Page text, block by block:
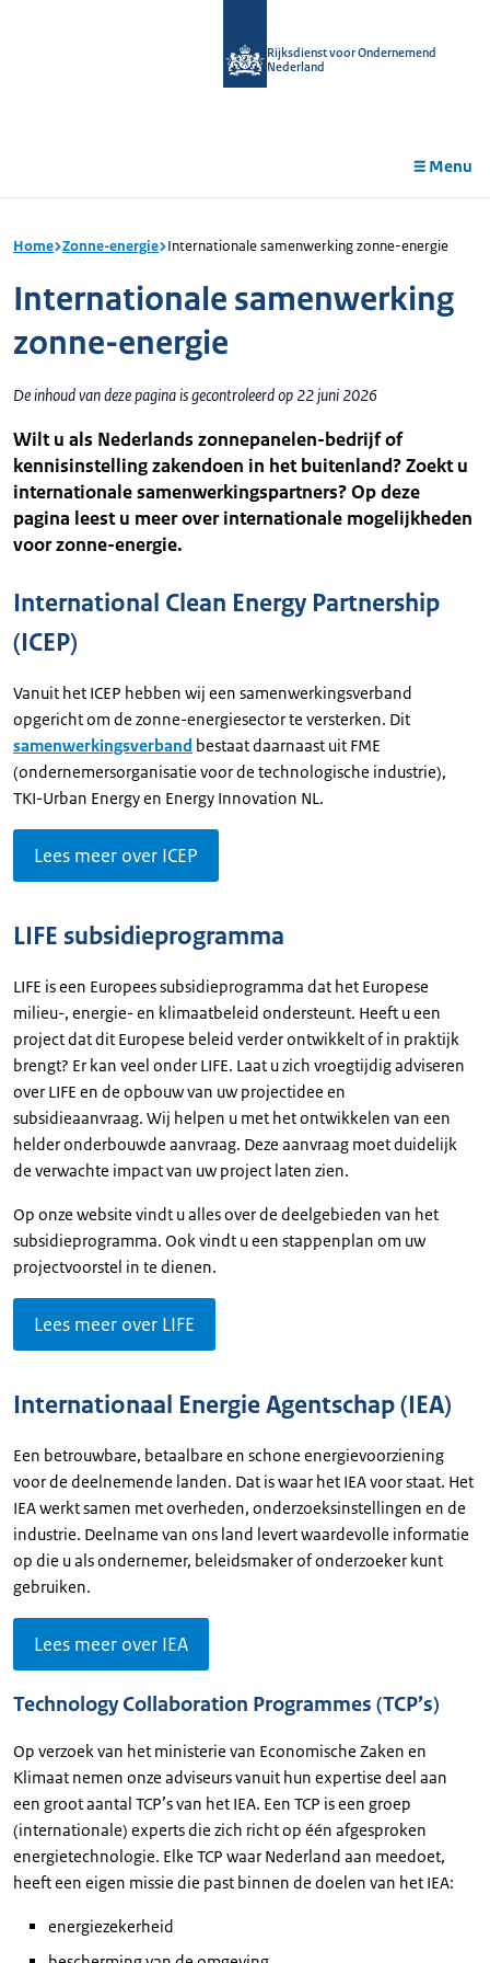
Rijksdienst voor Ondernemend
Nederland
Menu
Home Zonne-energie Internationale samenwerking zonne-energie
Internationale samenwerking
zonne-energie
De inhoud van deze pagina is gecontroleerd op 22 juni 2026
Wilt u als Nederlands zonnepanelen-bedrijf of
kennisinstelling zakendoen in het buitenland? Zoekt u
internationale samenwerkingspartners? Op deze
pagina leest u meer over internationale mogelijkheden
voor zonne-energie.
International Clean Energy Partnership
(ICEP)
Vanuit het ICEP hebben wij een samenwerkingsverband
opgericht om de zonne-energiesector te versterken. Dit
samenwerkingsverband bestaat daarnaast uit FME
(ondernemersorganisatie voor de technologische industrie),
TKI-Urban Energy en Energy Innovation NL.
Lees meer over ICEP
LIFE subsidieprogramma
LIFE is een Europees subsidieprogramma dat het Europese
milieu-, energie- en klimaatbeleid ondersteunt. Heeft u een
project dat dit Europese beleid verder ontwikkelt of in praktijk
brengt? Er kan veel onder LIFE. Laat u zich vroegtijdig adviseren
over LIFE en de opbouw van uw projectidee en
subsidieaanvraag. Wij helpen u met het ontwikkelen van een
helder onderbouwde aanvraag. Deze aanvraag moet duidelijk
de verwachte impact van uw project laten zien.
Op onze website vindt u allesover de deelgebieden van het
subsidieprogramma. Ook vindt u een stappenplan om uw
projectvoorstel in te dienen.
Lees meer over LIFE
Internationaal Energie Agentschap (IEA)
Een betrouwbare, betaalbare en schone energievoorziening
voor de deelnemende landen. Dat is waar het IEA voor staat. Het
IEA werkt samen met overheden, onderzoeksinstellingen en de
industrie. Deelname van ons land levert waardevolle informatie
op die u als ondernemer, beleidsmaker of onderzoeker kunt
gebruiken.
Lees meer over IEA
Technology Collaboration Programmes (TCP’s)
Op verzoek van het ministerie van Economische Zaken en
Klimaat nemen onze adviseurs vanuit hun expertise deel aan
een groot aantal TCP’s van het IEA. Een TCP is een groep
(internationale) experts die zich richt op één afgesproken
energietechnologie. Elke TCP waar Nederland aan meedoet,
heeft een eigen missie die past binnen de doelen van het IEA:
energiezekerheid